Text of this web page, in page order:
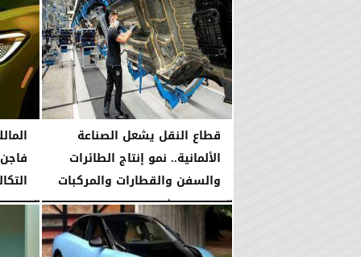
اليومالسبت، 8 أغسطس 2026 03:43 مـ
قطاع النقل يشعل الصناعة
الألمانية.. نمو إنتاج الطائرات
والسفن والقطارات والمركبات
اليومالسبت، 8 أغسطس 2026 02:58 مـ اليومالسبت، 8